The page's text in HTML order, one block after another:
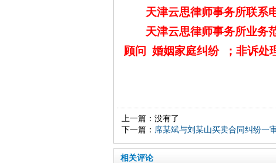
天津云思律师事务所联系
天津云思律师事务所业务
顾问
婚姻家庭纠纷 ；非诉处
上一篇：没有了
下一篇： 席某斌与刘某山买卖合同纠纷一
相关评论